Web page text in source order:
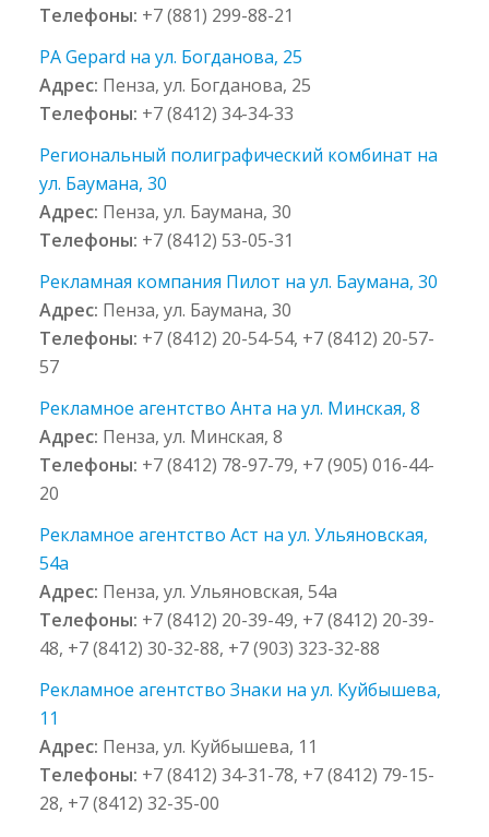
Телефоны: +7 (881) 299-88-21
РА Gepard на ул. Богданова, 25
Адрес: Пенза, ул. Богданова, 25
Телефоны: +7 (8412) 34-34-33
Региональный полиграфический комбинат на
ул. Баумана, 30
Адрес: Пенза, ул. Баумана, 30
Телефоны: +7 (8412) 53-05-31
Рекламная компания Пилот на ул. Баумана, 30
Адрес: Пенза, ул. Баумана, 30
Телефоны: +7 (8412) 20-54-54, +7 (8412) 20-57-
57
Рекламное агентство Анта на ул. Минская, 8
Адрес: Пенза, ул. Минская, 8
Телефоны: +7 (8412) 78-97-79, +7 (905) 016-44-
20
Рекламное агентство Аст на ул. Ульяновская,
54а
Адрес: Пенза, ул. Ульяновская, 54а
Телефоны: +7 (8412) 20-39-49, +7 (8412) 20-39-
48, +7 (8412) 30-32-88, +7 (903) 323-32-88
Рекламное агентство Знаки на ул. Куйбышева,
11
Адрес: Пенза, ул. Куйбышева, 11
Телефоны: +7 (8412) 34-31-78, +7 (8412) 79-15-
28, +7 (8412) 32-35-00